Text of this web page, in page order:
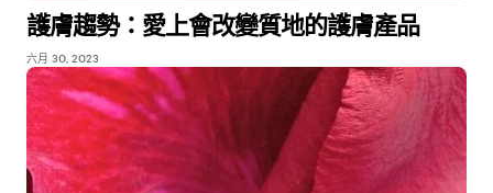
護膚趨勢：愛上會改變質地的護膚產品
六月 30, 2023